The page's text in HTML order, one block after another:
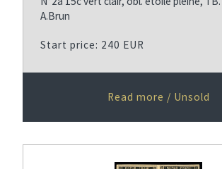
A.Brun
Start price: 240 EUR
Read more / Unsold